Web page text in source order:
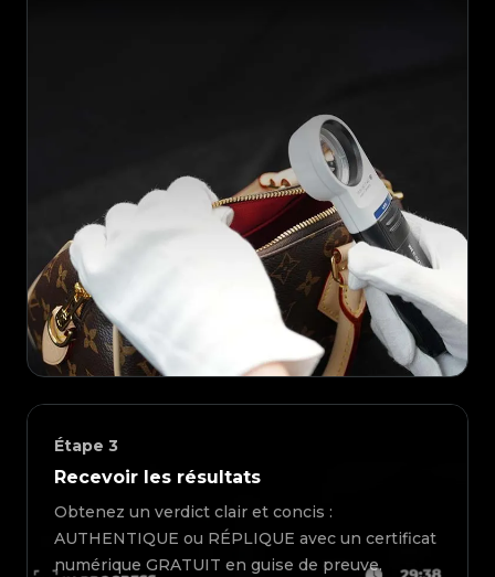
Étape 3
Recevoir les résultats
Obtenez un verdict clair et concis :
AUTHENTIQUE ou RÉPLIQUE avec un certificat
numérique GRATUIT en guise de preuve.